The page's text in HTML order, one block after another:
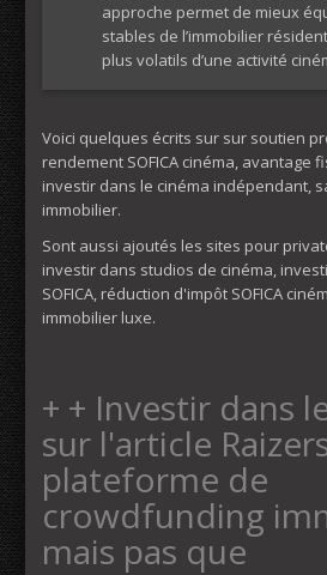
approche permet de mieux
stables de l’immobilier
plus volatils d’une activité
Voici quelques écrits sur sur soutien
rendement SOFICA cinéma, avantage
investir dans le cinéma indépendant,
immobilier.
Sont aussi ajoutés les sites pour
investir dans studios de cinéma,
SOFICA, réduction d'impôt SOFICA
immobilier luxe.
+ + Investir dans
sur l'article
plateforme de
crowdfunding
mais pas que